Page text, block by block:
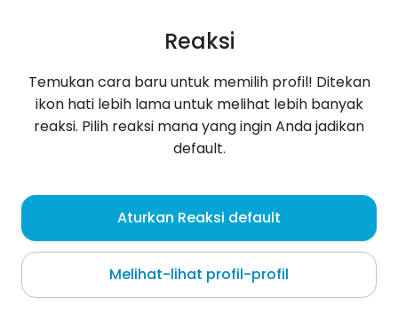
Aleksander , 35
Lublin
Reaksi
Temukan cara baru untuk memilih profil! Ditekan
ikon hati lebih lama untuk melihat lebih banyak
reaksi. Pilih reaksi mana yang ingin Anda jadikan
default.
Aturkan Reaksi default
Melihat-lihat profil-profil